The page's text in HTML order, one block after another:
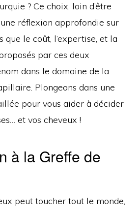
? Ce choix, loin d’être
réflexion approfondie sur
que le coût, l’expertise, et la
par ces deux
dans le domaine de la
Plongeons dans une
pour vous aider à décider
et vos cheveux !
à la Greffe de
peut toucher tout le monde,